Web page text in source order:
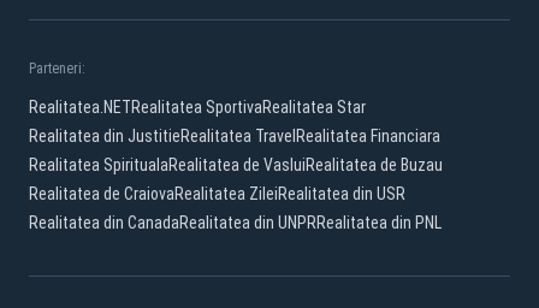
Parteneri:
Realitatea.NETRealitatea SportivaRealitatea Star
Realitatea din JustitieRealitatea Travel Realitatea Financiara
Realitatea SpiritualaRealitatea de VasluiRealitatea de Buzau
Realitatea de CraiovaRealitatea ZileiRealitatea din USR
Realitatea din CanadaRealitatea din UNPRRealitatea din PNL